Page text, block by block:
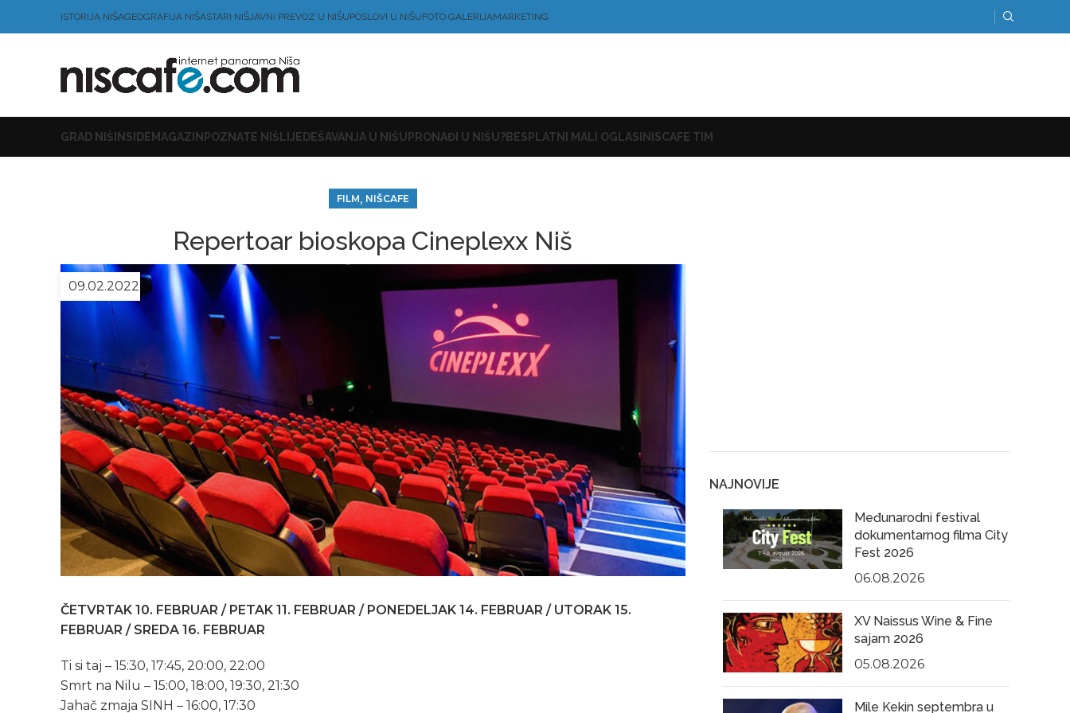
ISTORIJA NIŠAGEOGRAFIJA NIŠASTARI NIŠJAVNI PREVOZ U NIŠUPOSLOVI U NIŠUFOTO GALERIJAMARKETING
GRAD NIŠ INSIDE MAGAZIN POZNATE NIŠLIJE DEŠAVANJA U NIŠU PRONAĐI U NIŠU?BESPLATNI MALI OGLASI NISCAFE TIM
FILM, NIŠCAFE
Repertoar bioskopa Cineplexx Niš
09.02.2022
ČETVRTAK 10. FEBRUAR / PETAK 11. FEBRUAR / PONEDELJAK 14. FEBRUAR / UTORAK 15.
FEBRUAR / SREDA 16. FEBRUAR
Ti si taj – 15:30, 17:45, 20:00, 22:00
Smrt na Nilu – 15:00, 18:00, 19:30, 21:30
Jahač zmaja SINH – 16:00, 17:30
NAJNOVIJE
Međunarodni festival
dokumentarnog filma City
Fest 2026
06.08.2026
XV Naissus Wine & Fine
sajam 2026
05.08.2026
Mile Kekin septembra u